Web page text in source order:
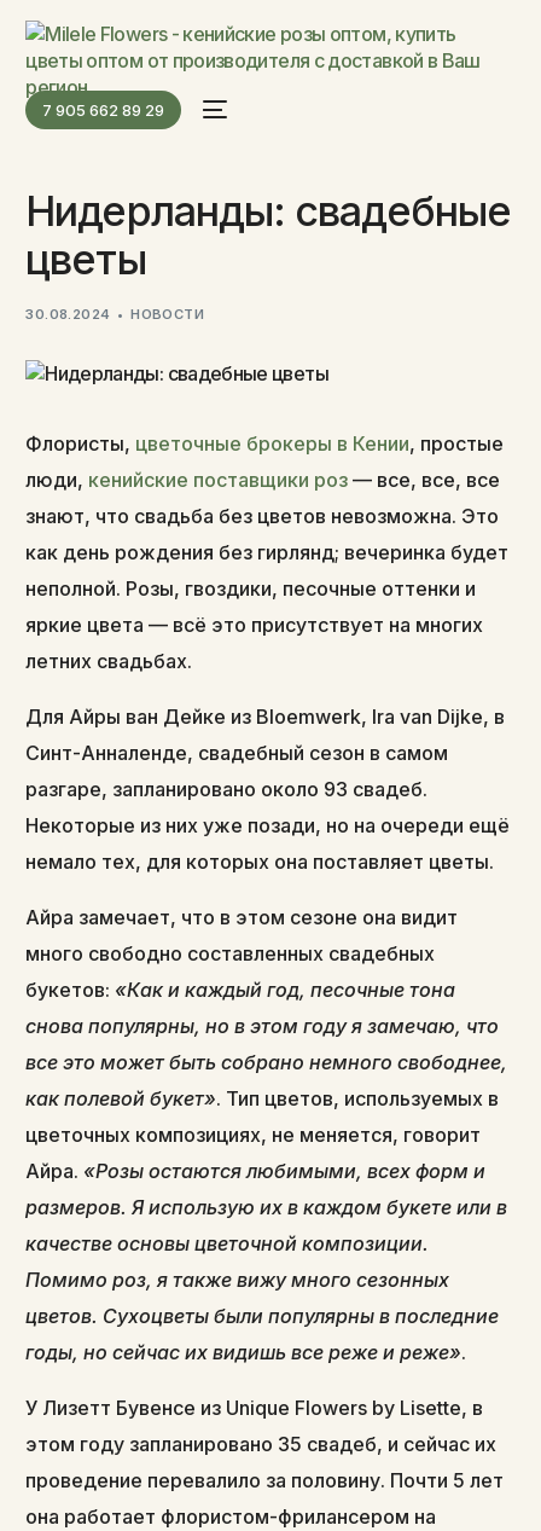
7 905 662 89 29
Нидерланды: свадебные
цветы
30.08.2024 НОВОСТИ
Флористы, цветочные брокеры в Кении, простые
люди, кенийские поставщики роз — все, все, все
знают, что свадьба без цветов невозможна. Это
как день рождения без гирлянд; вечеринка будет
неполной. Розы, гвоздики, песочные оттенки и
яркие цвета — всё это присутствует на многих
летних свадьбах.
Для Айры ван Дейке из Bloemwerk, Ira van Dijke, в
Синт-Анналенде, свадебный сезон в самом
разгаре, запланировано около 93 свадеб.
Некоторые из них уже позади, но на очереди ещё
немало тех, для которых она поставляет цветы.
Айра замечает, что в этом сезоне она видит
много свободно составленных свадебных
букетов: «Как и каждый год, песочные тона
снова популярны, но в этом году я замечаю, что
все это может быть собрано немного свободнее,
как полевой букет». Тип цветов, используемых в
цветочных композициях, не меняется, говорит
Айра. «Розы остаются любимыми, всех форм и
размеров. Я использую их в каждом букете или в
качестве основы цветочной композиции.
Помимо роз, я также вижу много сезонных
цветов. Сухоцветы были популярны в последние
годы, но сейчас их видишь все реже и реже».
У Лизетт Бувенсе из Unique Flowers by Lisette, в
этом году запланировано 35 свадеб, и сейчас их
проведение перевалило за половину. Почти 5 лет
она работает флористом-фрилансером на